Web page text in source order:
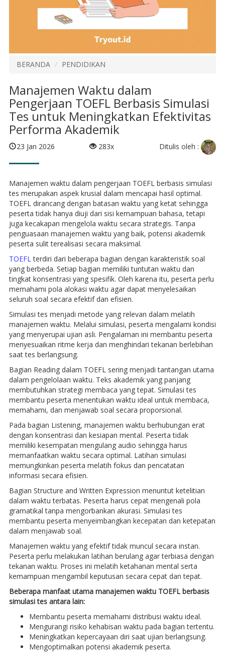
BERANDA PENDIDIKAN
Manajemen Waktu dalam
Pengerjaan TOEFL Berbasis Simulasi
Tes untuk Meningkatkan Efektivitas
Performa Akademik
23 Jan 2026 283x Ditulis oleh :
Manajemen waktu dalam pengerjaan TOEFL berbasis simulasi
tes merupakan aspek krusial dalam mencapai hasil optimal.
TOEFL dirancang dengan batasan waktu yang ketat sehingga
peserta tidak hanya diuji dari sisi kemampuan bahasa, tetapi
juga kecakapan mengelola waktu secara strategis. Tanpa
penguasaan manajemen waktu yang baik, potensi akademik
peserta sulit terealisasi secara maksimal.
TOEFLterdiri dari beberapa bagian dengan karakteristik soal
yang berbeda. Setiap bagian memiliki tuntutan waktu dan
tingkat konsentrasi yang spesifik. Oleh karena itu, peserta perlu
memahami pola alokasi waktu agar dapat menyelesaikan
seluruh soal secara efektif dan efisien.
Simulasi tes menjadi metode yang relevan dalam melatih
manajemen waktu. Melalui simulasi, peserta mengalami kondisi
yang menyerupai ujian asli. Pengalaman ini membantu peserta
menyesuaikan ritme kerja dan menghindari tekanan berlebihan
saat tes berlangsung.
Bagian Reading dalam TOEFL sering menjadi tantangan utama
dalam pengelolaan waktu. Teks akademik yang panjang
membutuhkan strategi membaca yang tepat. Simulasi tes
membantu peserta menentukan waktu ideal untuk membaca,
memahami, dan menjawab soal secara proporsional.
Pada bagian Listening, manajemen waktu berhubungan erat
dengan konsentrasi dan kesiapan mental. Peserta tidak
memiliki kesempatan mengulang audio sehingga harus
memanfaatkan waktu secara optimal. Latihan simulasi
memungkinkan peserta melatih fokus dan pencatatan
informasi secara efisien.
Bagian Structure and Written Expression menuntut ketelitian
dalam waktu terbatas. Peserta harus cepat mengenali pola
gramatikal tanpa mengorbankan akurasi. Simulasi tes
membantu peserta menyeimbangkan kecepatan dan ketepatan
dalam menjawab soal.
Manajemen waktu yang efektif tidak muncul secara instan.
Peserta perlu melakukan latihan berulang agar terbiasa dengan
tekanan waktu. Proses ini melatih ketahanan mental serta
kemampuan mengambil keputusan secara cepat dan tepat.
Beberapa manfaat utama manajemen waktu TOEFL berbasis
simulasi tes antara lain:
Membantu peserta memahami distribusi waktu ideal.
Mengurangi risiko kehabisan waktu pada bagian tertentu.
Meningkatkan kepercayaan diri saat ujian berlangsung.
Mengoptimalkan potensi akademik peserta.